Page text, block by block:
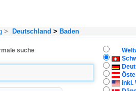
> Deutschland > Baden
suche
inkl.